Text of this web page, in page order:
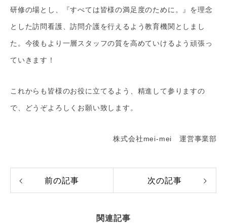
研修の場とし、『すべては皆様の満足度のために。』を理念
とした訪問看護、訪問介護を行えるよう教育機関としまし
た。今後もより一層スタッフの質を高めていけるよう頑張っ
ていきます！
これからも皆様のお役に立てるよう、精進して参りますの
で、どうぞよろしくお願い致します。
株式会社mei-mei 運営事業部
前の記事 次の記事
関連記事